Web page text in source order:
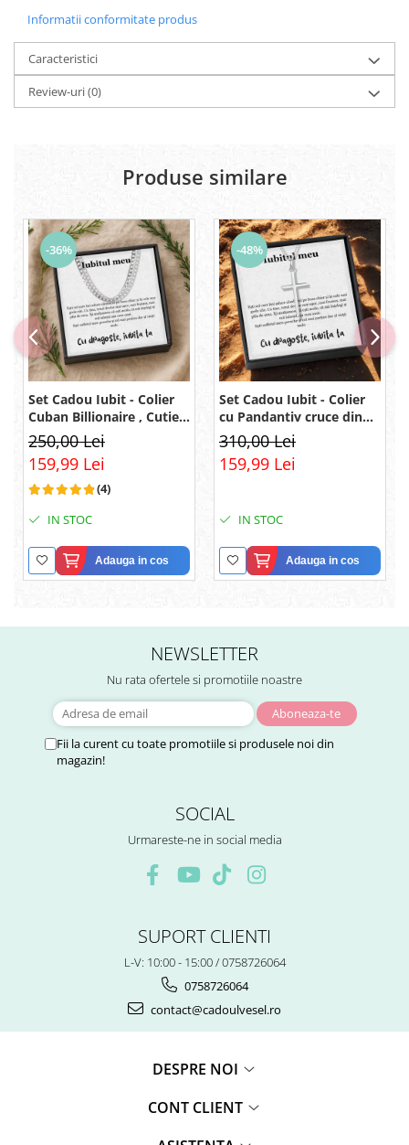
Informatii conformitate produs
Caracteristici
Review-uri(0)
Produse similare
-36%
Set Cadou Iubit - Colier
Cuban Billionaire , Cutie
Elegantă și Mesaj
250,00 Lei
159,99 Lei
(4)
IN STOC
Adauga in cos
-48%
Set Cadou Iubit - Colier
cu Pandantiv cruce din
argint 925, Pacea
sufletului, placat cu
rodiu, Cutie Elegantă și
310,00 Lei
159,99 Lei
IN STOC
Adauga in cos
NEWSLETTER
Nu rata ofertele si promotiile noastre
Fii la curent cu toate promotiile si produsele noi din
magazin!
SOCIAL
Urmareste-ne in social media
SUPORT CLIENTI
L-V: 10:00 - 15:00 / 0758726064
0758726064
contact@cadoulvesel.ro
DESPRE NOI
CONT CLIENT